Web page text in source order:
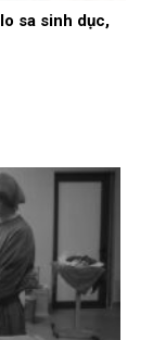
sa sinh dục,